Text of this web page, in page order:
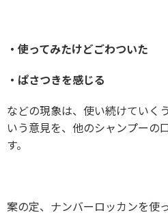
・使ってみたけどごわついた
・ぱさつきを感じる
などの現象は、使い続けていく
いう意見を、他のシャンプーの
す。
案の定、ナンバーロッカンを使